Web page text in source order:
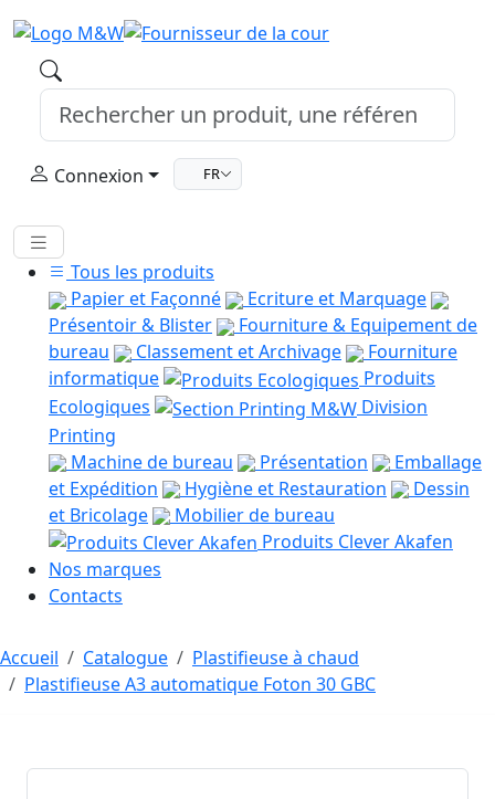
Connexion FR
Tous les produits
Papier et Façonné
Ecriture et Marquage
Présentoir & Blister
Fourniture & Equipement de
bureau
Classement et Archivage
Fourniture
informatique
Produits
Ecologiques
Division
Printing
Machine de bureau
Présentation
Emballage
et Expédition
Hygiène et Restauration
Dessin
et Bricolage
Mobilier de bureau
Produits Clever Akafen
Nos marques
Contacts
Accueil Catalogue
Plastifieuse à chaud
Plastifieuse A3 automatique Foton 30 GBC